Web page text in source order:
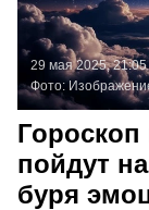
29 мая 2025, 21:05
Фото:
Гороскоп
пойдут
буря